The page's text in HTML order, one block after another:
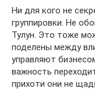
Ни для кого не
группировки. Не
Тулун. Это тоже
поделены между
управляют
важность
прихоти они не